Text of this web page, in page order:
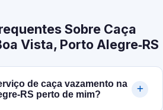
Sobre Caça
Vista, Porto Alegre‑RS
de caça vazamento na
perto de mim?